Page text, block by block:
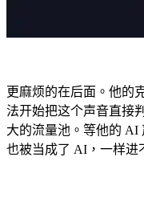
更麻烦的在后面。他的
法开始把这个声音直接
大的流量池。等他的 AI
也被当成了 AI，一样进